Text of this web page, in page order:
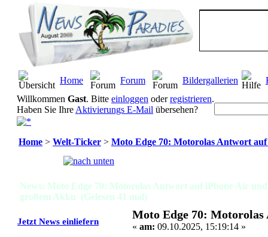
Home Forum Bildergallerien
Willkommen Gast. Bitte einloggen oderregistrieren.
Haben Sie Ihre Aktivierungs E-Mail übersehen?
Home > Welt-Ticker > Moto Edge 70: Motorolas Antwort
News: Moto Edge 70: Motorolas Antwort auf iPhone Air
großem Akku (Gelesen 41 mal)
Jetzt News einliefern
Moto Edge 70:
« am: 09.10.2025, 15:19:14 »